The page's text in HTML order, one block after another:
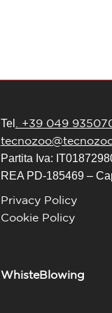
Tel
. +39 049
Partita Iva:
REA PD-185469 –
Privacy Policy
Cookie Policy
WhisteBlowing